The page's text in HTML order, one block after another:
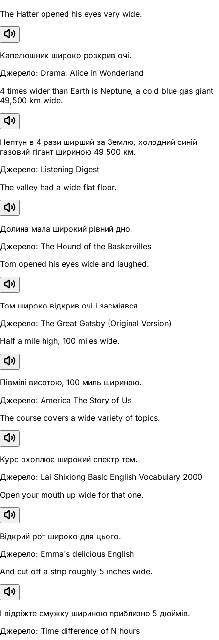
The Hatter opened his eyes very wide.
Капелюшник широко розкрив очі.
Джерело: Drama: Alice in Wonderland
4 times wider than Earth is Neptune, a cold blue gas giant
49,500 km wide.
Нептун в 4 рази ширший за Землю, холодний синій
газовий гігант шириною 49 500 км.
Джерело: Listening Digest
The valley had a wide flat floor.
Долина мала широкий рівний дно.
Джерело: The Hound of the Baskervilles
Tom opened his eyes wide and laughed.
Том широко відкрив очі і засміявся.
Джерело: The Great Gatsby (Original Version)
Half a mile high, 100 miles wide.
Півмілі висотою, 100 миль шириною.
Джерело: America The Story of Us
The course covers a wide variety of topics.
Курс охоплює широкий спектр тем.
Джерело: Lai Shixiong Basic English Vocabulary 2000
Open your mouth up wide for that one.
Відкрий рот широко для цього.
Джерело: Emma's delicious English
And cut off a strip roughly 5 inches wide.
І відріжте смужку шириною приблизно 5 дюймів.
Джерело: Time difference of N hours